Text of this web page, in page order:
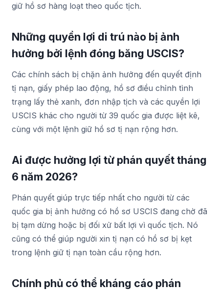
giữ hồ sơ hàng loạt theo quốc tịch.
Những quyền lợi di trú nào bị ảnh
hưởng bởi lệnh đóng băng USCIS?
Các chính sách bị chặn ảnh hưởng đến quyết định
tị nạn, giấy phép lao động, hồ sơ điều chỉnh tình
trạng lấy thẻ xanh, đơn nhập tịch và các quyền lợi
USCIS khác cho người từ 39 quốc gia được liệt kê,
cùng với một lệnh giữ hồ sơ tị nạn rộng hơn.
Ai được hưởng lợi từ phán quyết tháng
6 năm 2026?
Phán quyết giúp trực tiếp nhất cho người từ các
quốc gia bị ảnh hưởng có hồ sơ USCIS đang chờ đã
bị tạm dừng hoặc bị đối xử bất lợi vì quốc tịch. Nó
cũng có thể giúp người xin tị nạn có hồ sơ bị kẹt
trong lệnh giữ tị nạn toàn cầu rộng hơn.
Chính phủ có thể kháng cáo phán